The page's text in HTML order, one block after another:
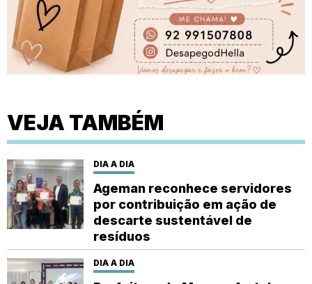
VEJA TAMBÉM
DIA A DIA
Ageman reconhece servidores
por contribuição em ação de
descarte sustentável de
resíduos
DIA A DIA